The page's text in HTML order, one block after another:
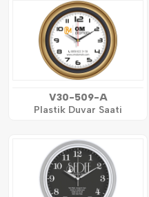
V30-509-A
Plastik Duvar Saati